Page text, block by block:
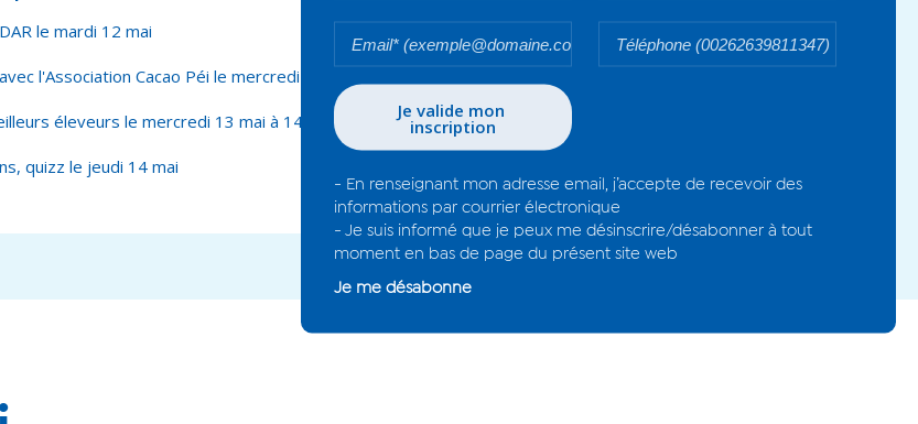
le mardi 12 mai
l'Association Cacao Péi le mercredi 13 mai,
éleveurs le mercredi 13 mai à 14h30
quizz le jeudi 14 mai
email*
- En renseignant mon adresse
- Je suis informé que je peux me
moment en bas de page du